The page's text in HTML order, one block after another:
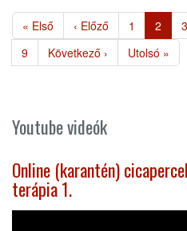
Oldalszámozás
Első
oldal
« Első
Előző
oldal
‹ Előző Page
1
oldal
2 3
Page
9
Következő
oldal
Következő ›
Utolsó
oldal
Utolsó »
Youtube videók
Online (karantén)
terápia 1.